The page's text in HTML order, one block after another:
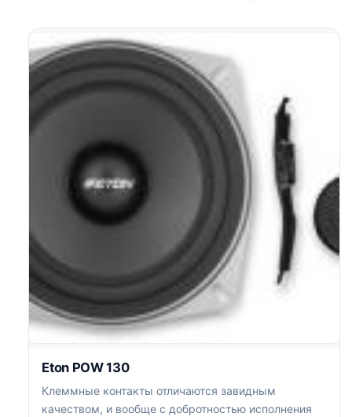
Eton POW 130
Клеммные контакты отличаются завидным
качеством, и вообще с добротностью исполнения